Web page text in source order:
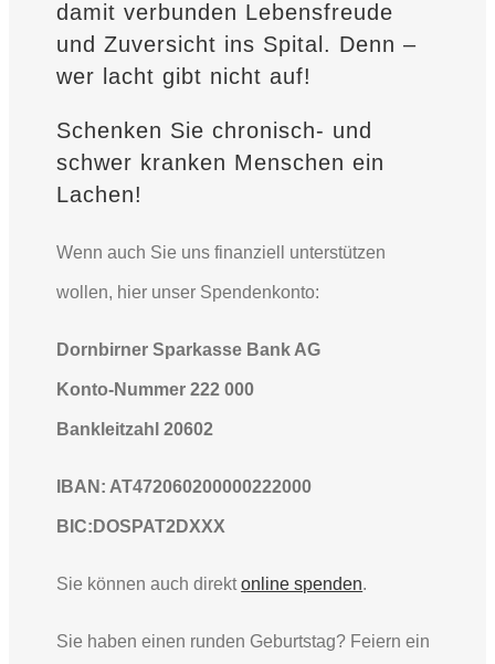
damit verbunden Lebensfreude
und Zuversicht ins Spital. Denn –
wer lacht gibt nicht auf!
Schenken Sie chronisch- und
schwer kranken Menschen ein
Lachen!
Wenn auch Sie uns finanziell unterstützen
wollen, hier unser Spendenkonto:
Dornbirner Sparkasse Bank AG
Konto-Nummer 222 000
Bankleitzahl 20602
IBAN: AT472060200000222000
BIC:DOSPAT2DXXX
Sie können auch direktonline spenden.
Sie haben einen runden Geburtstag? Feiern ein